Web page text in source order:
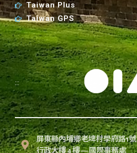
:::
屏東縣內埔鄉老埤村學府路1號
行政大樓 4 樓 — 國際事務處
Taiwan Plus
Taiwan GPS